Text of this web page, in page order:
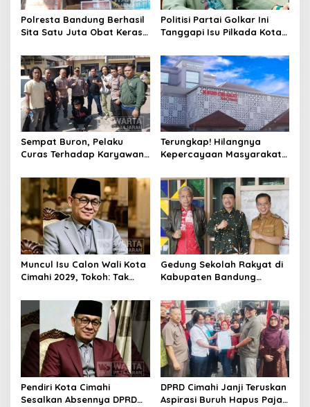
Polresta Bandung Berhasil
Sita Satu Juta Obat Keras
Kasus Narkoba
Politisi Partai Golkar Ini
Tanggapi Isu Pilkada Kota
Sempat Buron, Pelaku
Curas Terhadap Karyawan
Ditangkap Polisi
Terungkap! Hilangnya
Kepercayaan Masyarakat
Rebranding RSUD Cibabat
Muncul Isu Calon Wali Kota
Cimahi 2029, Tokoh: Tak
Legitimasi Parpol
Gedung Sekolah Rakyat di
Kabupaten Bandung
Siap Tampung Dua Ribu
Siswa
Pendiri Kota Cimahi
Sesalkan Absennya DPRD
DPRD Cimahi Janji Teruskan
Aspirasi Buruh Hapus Pajak